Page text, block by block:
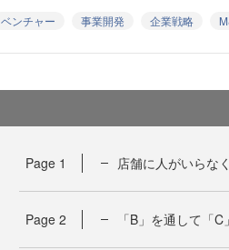
ベンチャー 事業開発 企業戦略
Page 1 店舗に人がいらな
Page 2 「B」を通して「